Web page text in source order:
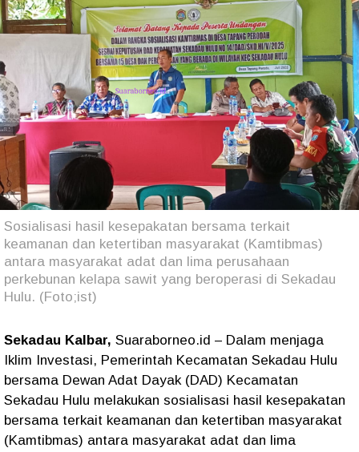
Sosialisasi hasil kesepakatan bersama terkait
keamanan dan ketertiban masyarakat (Kamtibmas)
antara masyarakat adat dan lima perusahaan
perkebunan kelapa sawit yang beroperasi di Sekadau
Hulu. (Foto;ist)
Sekadau Kalbar, Suaraborneo.id – Dalam menjaga
Iklim Investasi, Pemerintah Kecamatan Sekadau Hulu
bersama Dewan Adat Dayak (DAD) Kecamatan
Sekadau Hulu melakukan sosialisasi hasil kesepakatan
bersama terkait keamanan dan ketertiban masyarakat
(Kamtibmas) antara masyarakat adat dan lima